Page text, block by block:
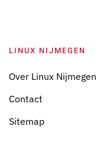
LINUX NIJMEGEN
Over Linux Nijmegen
Contact
Sitemap